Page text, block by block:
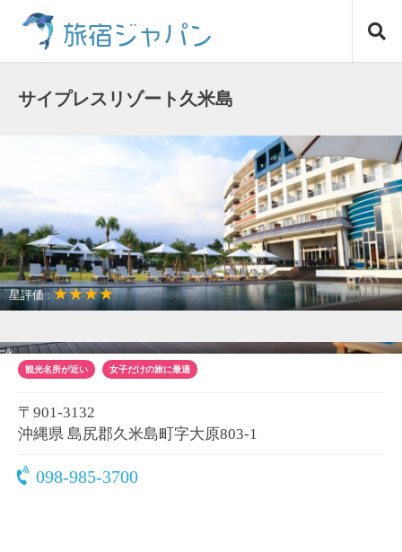
旅宿ジャパン
サイプレスリゾート久米島
星評価 : ★★★★
観光名所が近い 女子だけの旅に最適
〒901-3132
沖縄県 島尻郡久米島町字大原803-1
098-985-3700